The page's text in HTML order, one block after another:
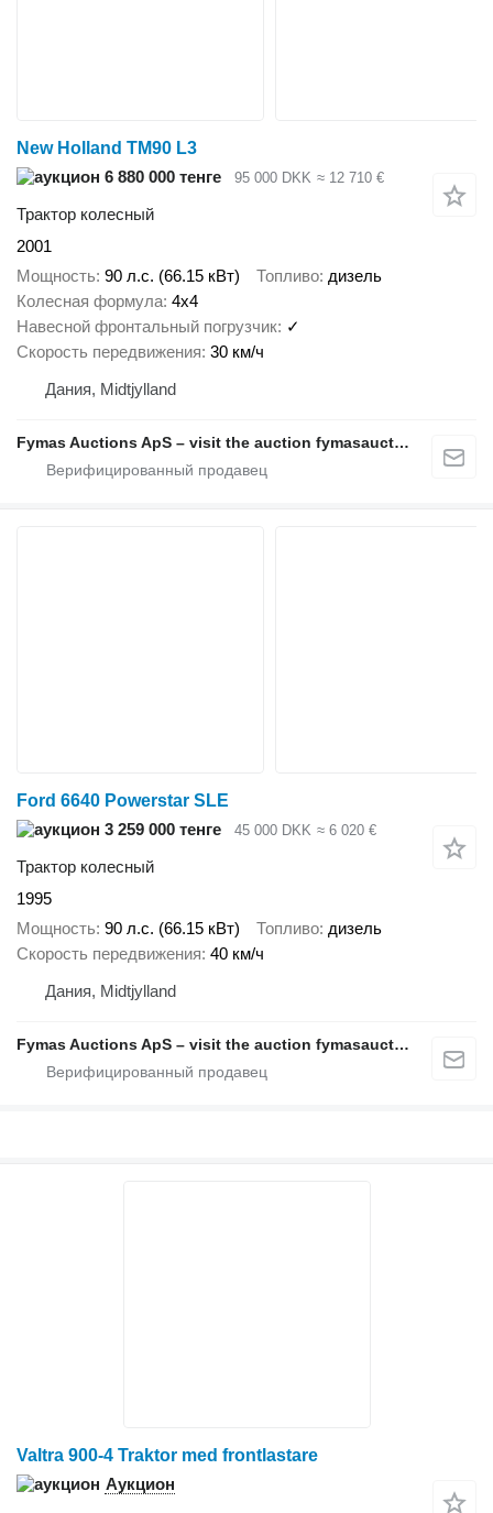
New Holland TM90 L3
6 880 000 тенге
95 000 DKK ≈ 12 710 €
Трактор колесный
2001
Мощность 90 л.с. (66.15 кВт) Топливо дизель
Колесная формула 4x4
Навесной фронтальный погрузчик ✓
Скорость передвижения 30 км/ч
Дания, Midtjylland
Fymas Auctions ApS – visit the auction fymasauctions.dk
Ford 6640 Powerstar SLE
3 259 000 тенге
45 000 DKK ≈ 6 020 €
Трактор колесный
1995
Мощность 90 л.с. (66.15 кВт) Топливо дизель
Скорость передвижения 40 км/ч
Дания, Midtjylland
Fymas Auctions ApS – visit the auction fymasauctions.dk
Valtra 900-4 Traktor med frontlastare
Аукцион